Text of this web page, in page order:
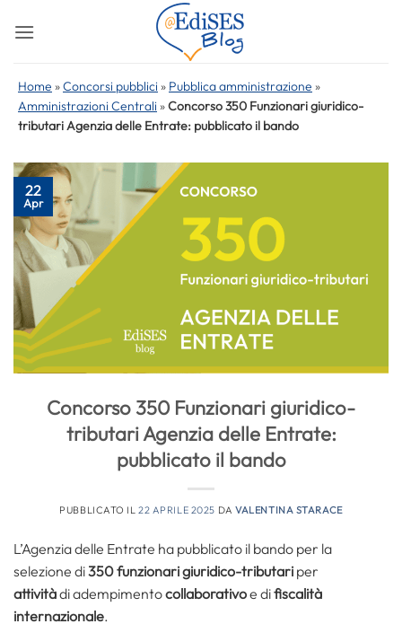
Home »Concorsi pubblici » Pubblica amministrazione »
Amministrazioni Centrali »Concorso 350 Funzionari giuridico-
tributari Agenzia delle Entrate: pubblicato il bando
22
Apr
Concorso 350 Funzionari giuridico-
tributari Agenzia delle Entrate:
pubblicato il bando
PUBBLICATO IL22 APRILE 2025 DAVALENTINA STARACE
L’Agenzia delle Entrate ha pubblicato il bando per la
selezione di350 funzionari giuridico-tributari per
attivitàdi adempimentocollaborativoe difiscalità
internazionale.